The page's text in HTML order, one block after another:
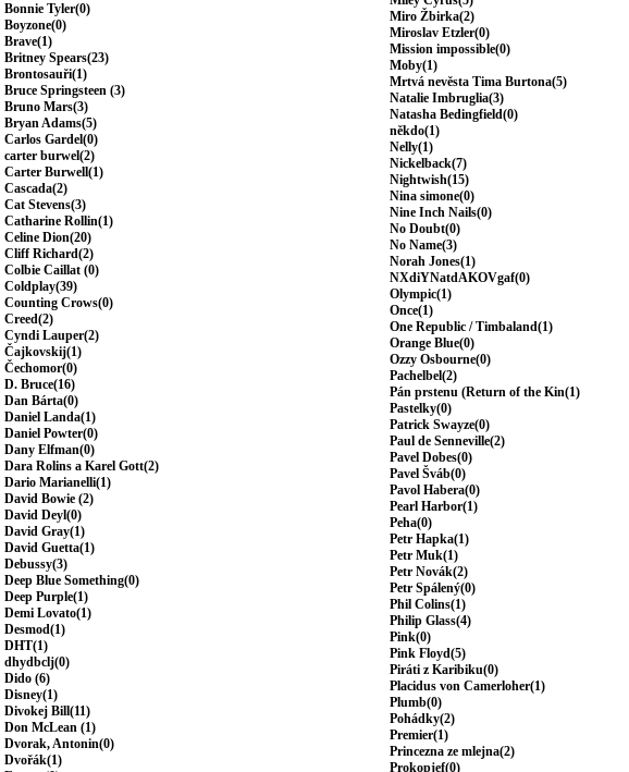
Bonnie Tyler(0)
Boyzone(0)
Brave(1)
Britney Spears(23)
Brontosauři(1)
Bruce Springsteen (3)
Bruno Mars(3)
Bryan Adams(5)
Carlos Gardel(0)
carter burwel(2)
Carter Burwell(1)
Cascada(2)
Cat Stevens(3)
Catharine Rollin(1)
Celine Dion(20)
Cliff Richard(2)
Colbie Caillat (0)
Coldplay(39)
Counting Crows(0)
Creed(2)
Cyndi Lauper(2)
Čajkovskij(1)
Čechomor(0)
D. Bruce(16)
Dan Bárta(0)
Daniel Landa(1)
Daniel Powter(0)
Dany Elfman(0)
Dara Rolins a Karel Gott(2)
Dario Marianelli(1)
David Bowie (2)
David Deyl(0)
David Gray(1)
David Guetta(1)
Debussy(3)
Deep Blue Something(0)
Deep Purple(1)
Demi Lovato(1)
Desmod(1)
DHT(1)
dhydbclj(0)
Dido (6)
Disney(1)
Divokej Bill(11)
Don McLean (1)
Dvorak, Antonin(0)
Dvořák(1)
Miro Žbirka(2)
Miroslav Etzler(0)
Mission impossible(0)
Moby(1)
Mrtvá nevěsta Tima Burtona(5)
Natalie Imbruglia(3)
Natasha Bedingfield(0)
někdo(1)
Nelly(1)
Nickelback(7)
Nightwish(15)
Nina simone(0)
Nine Inch Nails(0)
No Doubt(0)
No Name(3)
Norah Jones(1)
NXdiYNatdAKOVgaf(0)
Olympic(1)
Once(1)
One Republic / Timbaland(1)
Orange Blue(0)
Ozzy Osbourne(0)
Pachelbel(2)
Pán prstenu (Return of the Kin(1)
Pastelky(0)
Patrick Swayze(0)
Paul de Senneville(2)
Pavel Dobes(0)
Pavel Šváb(0)
Pavol Habera(0)
Pearl Harbor(1)
Peha(0)
Petr Hapka(1)
Petr Muk(1)
Petr Novák(2)
Petr Spálený(0)
Phil Colins(1)
Philip Glass(4)
Pink(0)
Pink Floyd(5)
Piráti z Karibiku(0)
Placidus von Camerloher(1)
Plumb(0)
Pohádky(2)
Premier(1)
Princezna ze mlejna(2)
Prokopjef(0)